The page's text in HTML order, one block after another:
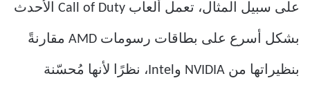
على سبيل المثال، تعمل ألعاب Call of Duty الأحدث
بشكل أسرع على بطاقات رسومات AMD مقارنةً
بنظيراتها من NVIDIA وIntel، نظرًا لأنها مُحسّنة